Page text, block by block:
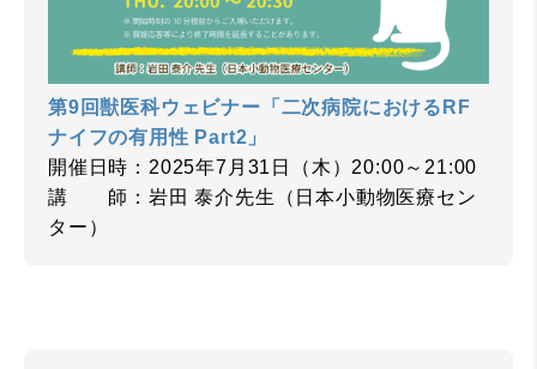
第9回獣医科ウェビナー「二次病院におけるRF
ナイフの有用性 Part2」
開催日時：2025年7月31日（木）20:00～21:00
講 師：岩田 泰介先生（日本小動物医療セン
ター）